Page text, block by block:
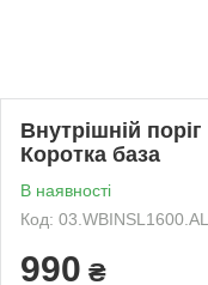
Внутрішній
Коротка база
В наявності
Код:
990 ₴